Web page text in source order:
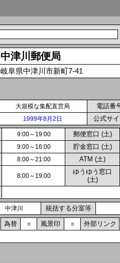
中津川郵便局
岐阜県中津川市新町7-41
大規模な集配直営局 電話番
1999年8月2日 公式サイ
9:00～19:00 郵便窓口 (土)
9:00～16:00 貯金窓口 (土)
8:00～21:00 ATM (土)
8:00～19:00
ゆうゆう窓口
(土)
中津川 統括する分室等
為替 ○ 風景印 ○ 外部リンク